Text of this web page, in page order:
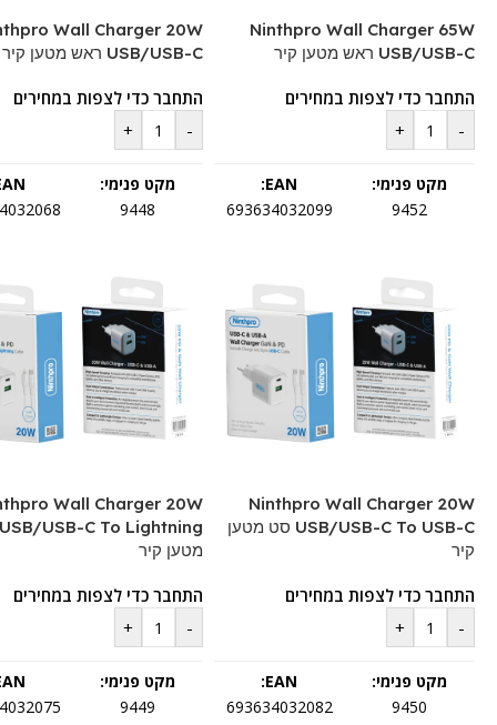
Ninthpro Wall Charger 65W
USB/USB-C ראש מטען קיר
התחבר כדי לצפות במחירים
-
+
מקט פנימי:
9452
EAN:
693634032099
Wall Charger 20W
USB/USB-C ראש מטען קיר
התחבר כדי לצפות במחירים
-
+
מקט פנימי:
9448
Ninthpro Wall Charger 20W
USB/USB-C To USB-C סט מטען
קיר
התחבר כדי לצפות במחירים
-
+
מקט פנימי:
9450
EAN:
693634032082
Wall Charger 20W
מטען קיר
התחבר כדי לצפות במחירים
-
+
מקט פנימי:
9449